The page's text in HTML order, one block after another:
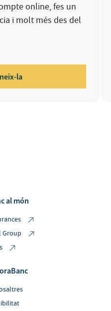
online, fes un
i molt més des del
la
al món
Group